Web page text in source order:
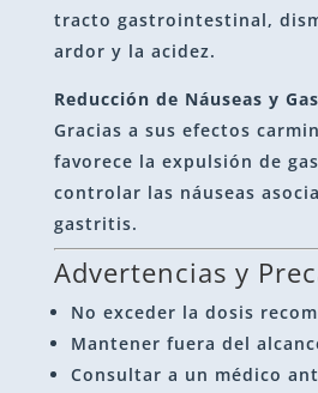
tracto gastrointestinal,
ardor y la acidez.
Reducción de Náuseas y
Gracias a sus efectos
favorece la expulsión de
controlar las náuseas
gastritis.
Advertencias y
No exceder la dosis
Mantener fuera del
Consultar a un médico